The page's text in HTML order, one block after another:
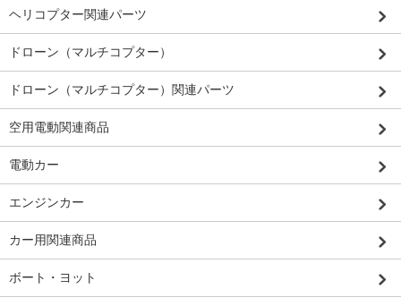
ヘリコプター関連パーツ
ドローン（マルチコプター）
ドローン（マルチコプター）関連パーツ
空用電動関連商品
電動カー
エンジンカー
カー用関連商品
ボート・ヨット